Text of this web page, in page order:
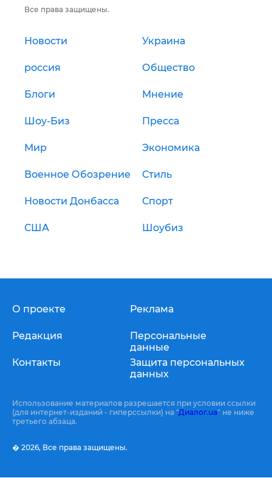
Все права защищены.
Новости Украина
россия Общество
Блоги Мнение
Шоу-Биз Пресса
Мир Экономика
Военное Обозрение Стиль
Новости Донбасса Спорт
США Шоубиз
О проекте
Редакция
Контакты
Реклама
Персональные
данные
Защита персональных
данных
Использование материалов разрешается при условии ссылки
(для интернет-изданий - гиперссылки) на "Диалог.ua" не ниже
третьего абзаца.
� 2026, Все права защищены.